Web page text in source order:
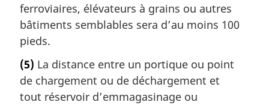
ferroviaires, élévateurs à grains ou autres
bâtiments semblables sera d’au moins 100
pieds.
(5) La distance entre un portique ou point
de chargement ou de déchargement et
tout réservoir d’emmagasinage ou